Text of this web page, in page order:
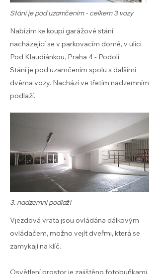
Stání je pod uzamčením - celkem 3 vozy
Nabízím ke koupi garážové stání
nacházející se v parkovacím domě, v ulici
Pod Klaudiánkou, Praha 4 - Podolí.
Stání je pod uzamčením spolu s dalšími
dvěma vozy. Nachází ve třetím nadzemním
podlaží.
3. nadzemní podlaží
Vjezdová vrata jsou ovládána dálkovým
ovládačem, možno vejít dveřmi, která se
zamykají na klíč.
Osvětlení prostor je zajištěno fotobuňkami.